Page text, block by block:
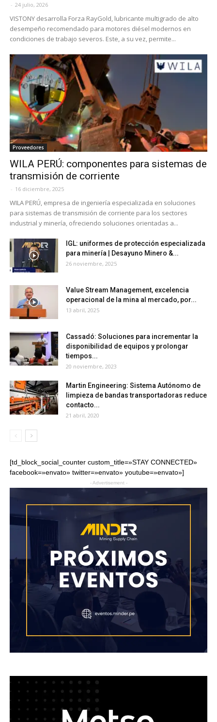
- 24 julio, 2026
VISTONY desarrolla Forza RayGold, lubricante multigrado de alto
desempeño recomendado para motores diésel modernos en
condiciones de trabajo severos. Este, a su vez, permite...
Proveedores
WILA PERÚ: componentes para sistemas de
transmisión de corriente
- 16 diciembre, 2025
WILA PERÚ, empresa de ingeniería especializada en soluciones
para sistemas de transmisión de corriente para los sectores
industrial y minería, ofreciendo soluciones orientadas a...
IGL: uniformes de protección especializada
para minería | Desayuno Minero &...
26 noviembre, 2025
Value Stream Management, excelencia
operacional de la mina al mercado, por...
13 abril, 2025
Cassadó: Soluciones para incrementar la
disponibilidad de equipos y prolongar
tiempos...
20 noviembre, 2023
Martin Engineering: Sistema Autónomo de
limpieza de bandas transportadoras reduce
contacto...
21 abril, 2020
[td_block_social_counter custom_title=»STAY CONNECTED»
facebook=»envato» twitter=»envato» youtube=»envato»]
- Advertisement -